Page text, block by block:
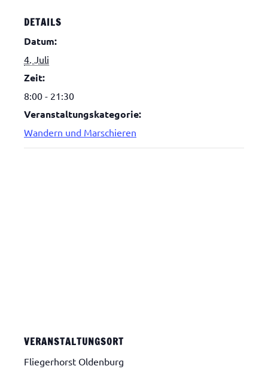
DETAILS
Datum:
4. Juli
Zeit:
8:00 - 21:30
Veranstaltungskategorie:
Wandern und Marschieren
VERANSTALTUNGSORT
Fliegerhorst Oldenburg